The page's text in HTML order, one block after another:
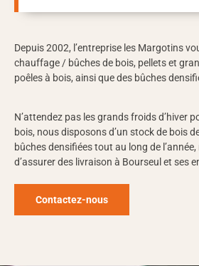
Depuis 2002, l’entreprise les Margotins
chauffage / bûches de bois, pellets et
poêles à bois, ainsi que des bûches
N’attendez pas les grands froids d’hiver
bois, nous disposons d’un stock de bois
bûches densifiées tout au long de
d’assurer des livraison à Bourseul et ses
Contactez-nous